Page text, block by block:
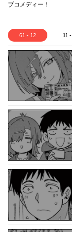
ブコメディー！
61 - 12 11 -